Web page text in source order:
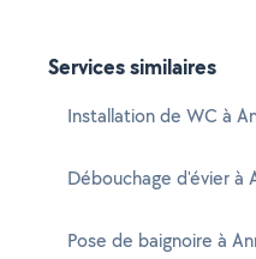
Services similaires
Installation de WC à
Débouchage d'évier à
Pose de baignoire à